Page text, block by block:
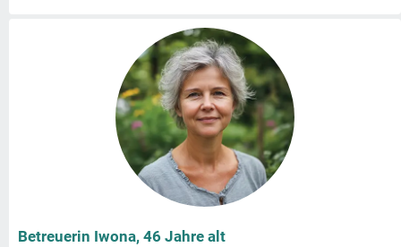
Betreuerin Iwona, 46 Jahre alt